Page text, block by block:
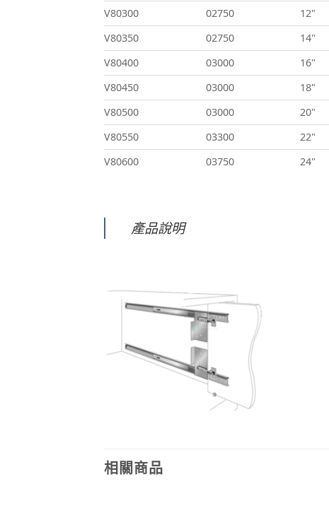
V80300
02750 12"
V80350
02750 14"
V80400
03000 16"
V80450
03000 18"
V80500
03000 20"
V80550
03300 22"
V80600
03750 24"
產品說明
相關商品